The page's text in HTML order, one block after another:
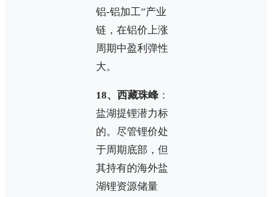
铝-铝加工”产业
链，在铝价上涨
周期中盈利弹性
大。
18、西藏珠峰：
盐湖提锂潜力标
的。尽管锂价处
于周期底部，但
其持有的海外盐
湖锂资源储量